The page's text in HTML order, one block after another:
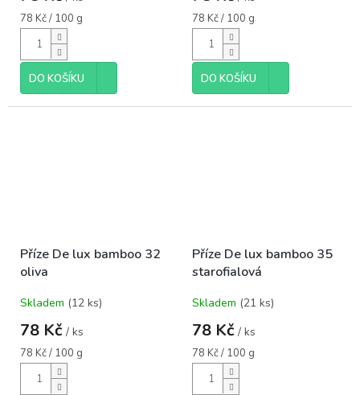
Měrná
cena:
78 Kč / 100 g
DO KOŠÍKU
Měrná
cena:
78 Kč / 100 g
DO KOŠÍKU
Příze De lux bamboo 32
oliva
Skladem (12 ks)
78 Kč / ks
Měrná
cena:
78 Kč / 100 g
Příze De lux bamboo 35
starofialová
Skladem (21 ks)
78 Kč / ks
Měrná
cena:
78 Kč / 100 g